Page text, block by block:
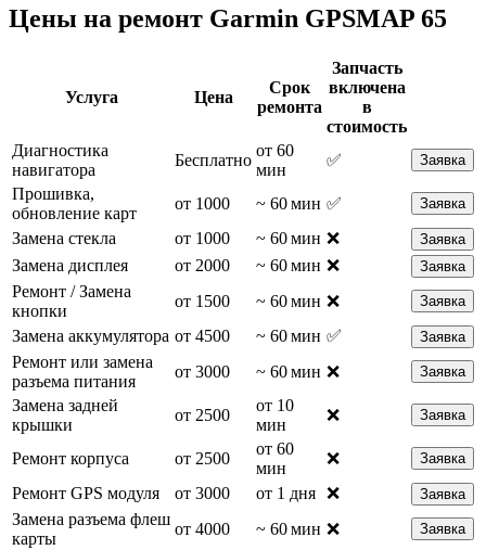
Цены на ремонт Garmin GPSMAP 65
Услуга Цена
Срок
ремонта
Запчасть
включена
в
стоимость
Диагностика
навигатора
Бесплатно
от 60
мин
✅ Заявка
Прошивка,
обновление карт
от 1000 ~ 60 мин ✅ Заявка
Замена стекла от 1000 ~ 60 мин ❌ Заявка
Замена дисплея от 2000 ~ 60 мин ❌ Заявка
Ремонт / Замена
кнопки
от 1500 ~ 60 мин ❌ Заявка
Замена аккумулятора от 4500 ~ 60 мин ✅ Заявка
Ремонт или замена
разъема питания
от 3000 ~ 60 мин ❌ Заявка
Замена задней
крышки
от 2500
от 10
мин
❌ Заявка
Ремонт корпуса от 2500
от 60
мин
❌ Заявка
Ремонт GPS модуля от 3000 от 1 дня ❌ Заявка
Замена разъема флеш
карты
от 4000 ~ 60 мин ❌ Заявка